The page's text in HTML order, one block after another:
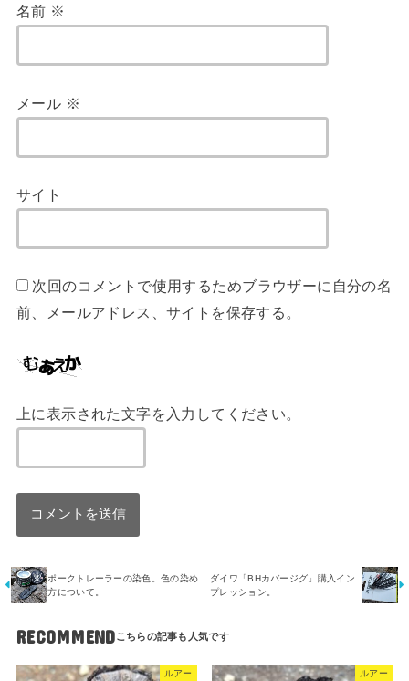
名前 ※
メール ※
サイト
次回のコメントで使用するためブラウザーに自分の名
前、メールアドレス、サイトを保存する。
上に表示された文字を入力してください。
ポークトレーラーの染色。色の染め
方について。
ダイワ「BHカバージグ」購入イン
プレッション。
RECOMMEND
ルアー ルアー